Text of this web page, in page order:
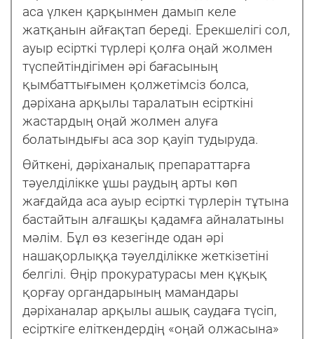
аса үлкен қарқынмен дамып келе
жатқанын айғақтап береді. Ерекшелігі сол,
ауыр есірткі түрлері қолға оңай жолмен
түспейтіндігімен əрі бағасының
қымбаттығымен қолжетімсіз болса,
дəріхана арқылы таралатын есірткіні
жастардың оңай жолмен алуға
болатындығы аса зор қауіп тудыруда.
Өйткені, дəріханалық препараттарға
тəуелділікке ұшы раудың арты көп
жағдайда аса ауыр есірткі түрлерін тұтына
бастайтын алғашқы қадамға айналатыны
мəлім. Бұл өз кезегінде одан əрі
нашақорлыққа тəуелділікке жеткізетіні
белгілі. Өңір прокуратурасы мен құқық
қорғау органдарының мамандары
дəріханалар арқылы ашық саудаға түсіп,
есірткіге еліткендердің «оңай олжасына»